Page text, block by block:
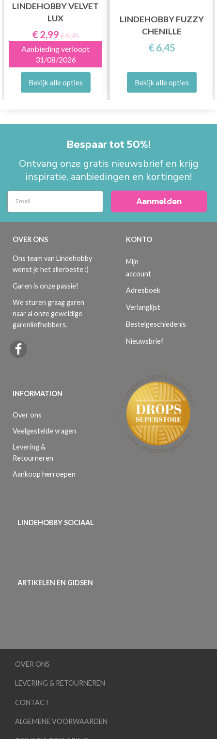
LINDEHOBBY VELVET
LUX
€ 2,99 € 5,95
Aanbieding verloopt
31/08/2026
Bekijk alle opties
LINDEHOBBY FUZZY
CHENILLE
€ 6,45
Bekijk alle opties
Bespaar tot 50%!
Ontvang onze gratis nieuwsbrief en krijg
inspiratie, aanbiedingen en kortingen!
Aanmelden
OVER ONS
Ons team van Lindehobby
wenst je het allerbeste :)
Garen is onze passie!
We sturen graag garen
naar al onze geweldige
garenliefhebbers.
INFORMATION
Over ons
Veelgestelde vragen
Levering &
Retourneren
Aankoop herroepen
KONTO
Mijn
account
Adresboek
Verlanglijst
Bestelgeschiedenis
Nieuwsbrief
LINDEHOBBY SOCIAAL
ARTIKELEN EN GIDSEN
OVER ONS
LEVERING & RETOURNEREN
CONTACT
ALGEMENE VOORWAARDEN